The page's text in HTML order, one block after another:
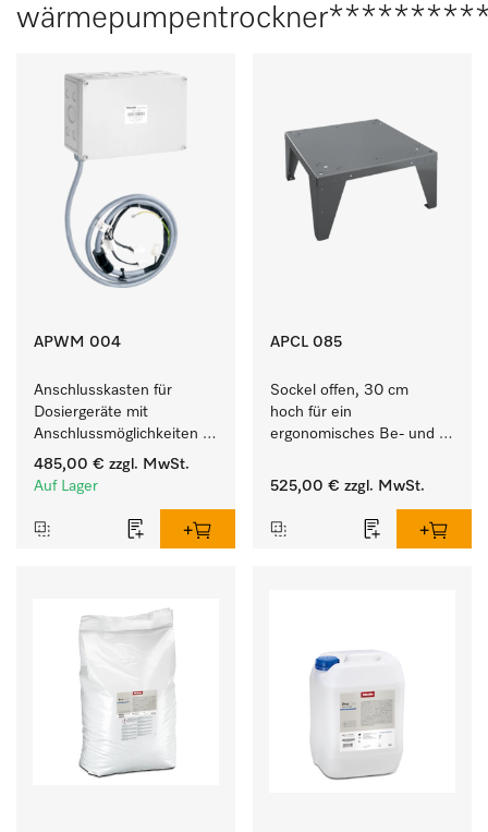
APWM 004
Anschlusskasten für
Dosiergeräte mit
Anschlussmöglichkeiten
für maximal 6
Dosierpumpen.
485,00 € zzgl. MwSt.
Auf Lager
APCL 085
Sockel offen, 30 cm
hoch für ein
ergonomisches Be- und
Waschmaschine und
525,00 € zzgl. MwSt.